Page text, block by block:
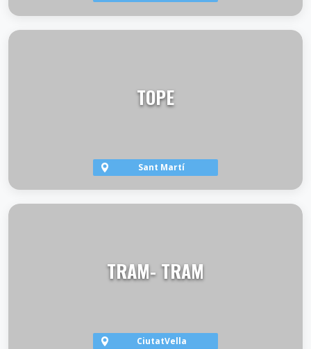
TOPE
Sant Martí
TRAM- TRAM
CiutatVella